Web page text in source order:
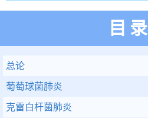
目录
总论
葡萄球菌肺炎
克雷白杆菌肺炎